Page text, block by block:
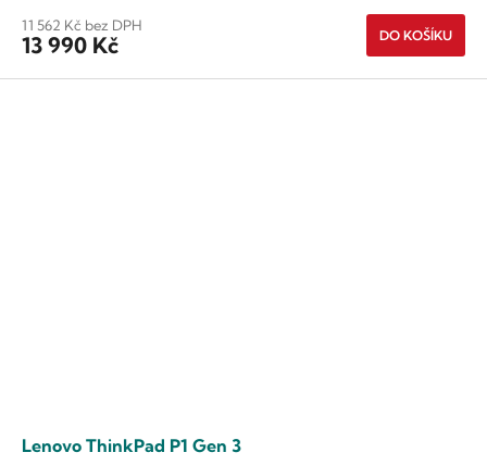
11 562 Kč bez DPH
13 990 Kč DO KOŠÍKU
Lenovo ThinkPad P1 Gen 3